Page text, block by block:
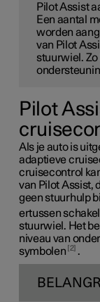
Pilot Assist
Een aantal
worden
van Pilot
stuurwiel.
Pilot
Als je auto is
adaptieve
cruisecontrol
van Pilot Assist,
geen stuurhulp
ertussen
stuurwiel. Het
niveau van
symbolen 2 .